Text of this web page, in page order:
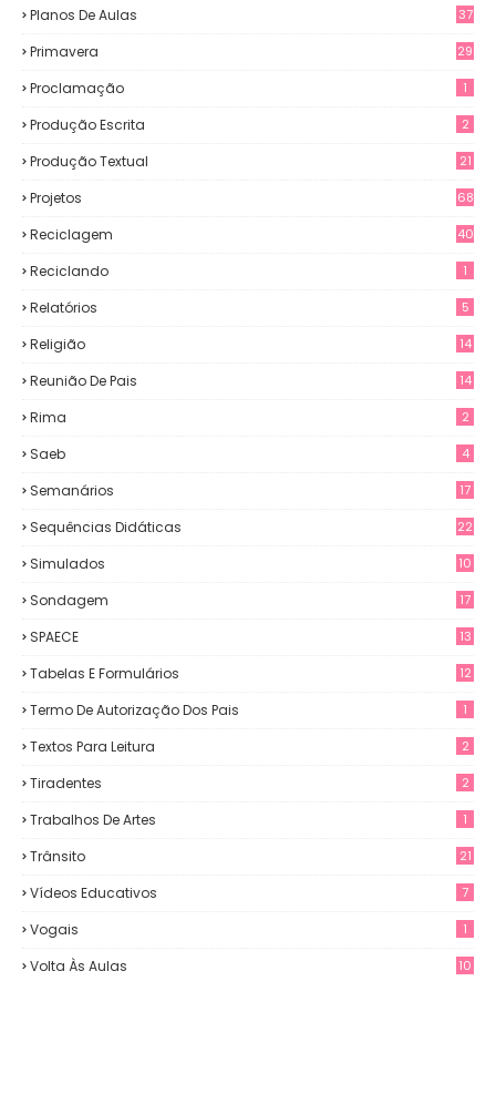
Planos De Aulas 37
Primavera 29
Proclamação 1
Produção Escrita 2
Produção Textual 21
Projetos 68
Reciclagem 40
Reciclando 1
Relatórios 5
Religião 14
Reunião De Pais 14
Rima 2
Saeb 4
Semanários 17
Sequências Didáticas 22
Simulados 10
Sondagem 17
SPAECE 13
Tabelas E Formulários 12
Termo De Autorização Dos Pais 1
Textos Para Leitura 2
Tiradentes 2
Trabalhos De Artes 1
Trânsito 21
Vídeos Educativos 7
Vogais 1
Volta Às Aulas
10